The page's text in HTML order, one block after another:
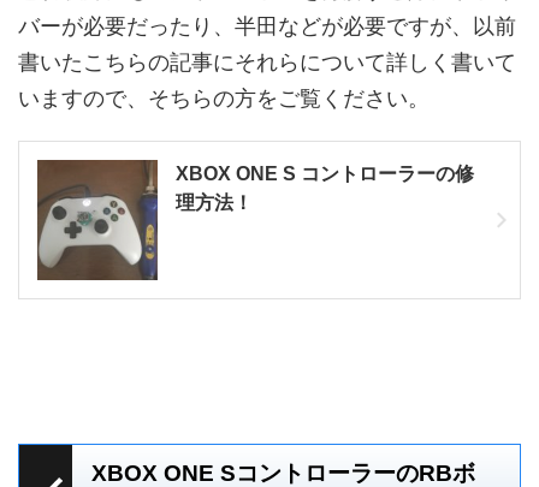
バーが必要だったり、半田などが必要ですが、以前
書いたこちらの記事にそれらについて詳しく書いて
いますので、そちらの方をご覧ください。
XBOX ONE S コントローラーの修
理方法！
XBOX ONE SコントローラーのRBボ